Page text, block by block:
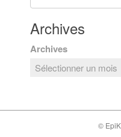
Archives
Archives
©